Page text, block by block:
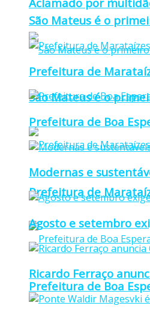
São Mateus é o
Prefeitura de
Prefeitura de Boa
São Mateus é o
Prefeitura de
Prefeitura de Boa
Modernas e
Agosto e setembro
Ricardo Ferraço